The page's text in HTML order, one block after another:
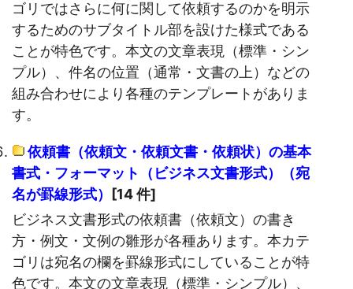
ゴリではさらに何に関して依頼するのかを明示
するためのサブタイトル部を設けた様式である
ことが特色です。本文の文章表現（標準・シン
プル）、件名の位置（通常・文書の上）などの
組み合わせにより各種のテンプレートがありま
す。
依頼書（依頼文・依頼文書・依頼状）の基本
書式・フォーマット（ビジネス文書形式）（宛
名が罫線形式） [14 件]
ビジネス文書形式の依頼書（依頼文）の書き
方・例文・文例の雛形が各種あります。本カテ
ゴリは宛名の欄を罫線形式にしていることが特
色です。本文の文章表現（標準・シンプル）、